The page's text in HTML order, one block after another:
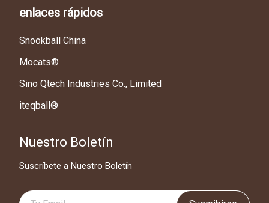
enlaces rápidos
Snookball China
Mocats®
Sino Qtech Industries Co., Limited
iteqball®
Nuestro Boletín
Suscríbete a Nuestro Boletín